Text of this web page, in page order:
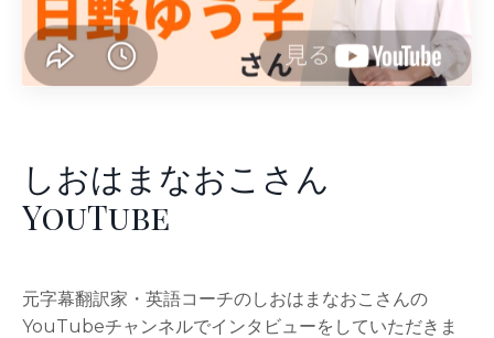
しおはまなおこさん
YouTube
元字幕翻訳家・英語コーチのしおはまなおこさんの
YouTubeチャンネルでインタビューをしていただきま